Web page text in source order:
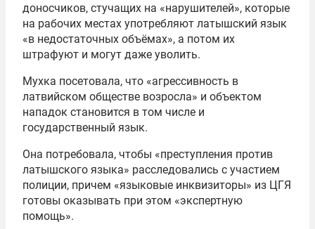
доносчиков, стучащих на «нарушителей», которые
на рабочих местах употребляют латышский язык
«в недостаточных объёмах», а потом их
штрафуют и могут даже уволить.
Мухка посетовала, что «агрессивность в
латвийском обществе возросла» и объектом
нападок становится в том числе и
государственный язык.
Она потребовала, чтобы «преступления против
латышского языка» расследовались с участием
полиции, причем «языковые инквизиторы» из ЦГЯ
готовы оказывать при этом «экспертную
помощь».